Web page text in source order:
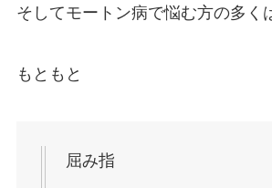
そしてモートン病で悩む方の多く
もともと
屈み指